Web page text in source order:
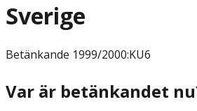
Sverige
Betänkande 1999/2000:KU6
Var är betänkandet